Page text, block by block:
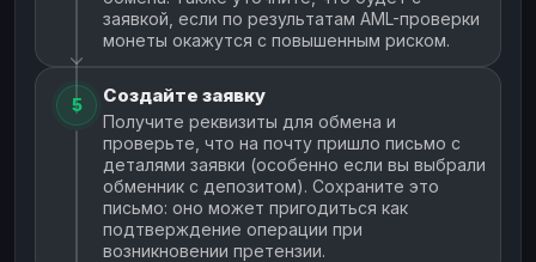
заявкой, если по результатам AML-проверки
монеты окажутся с повышенным риском.
5 Создайте заявку
Получите реквизиты для обмена и
проверьте, что на почту пришло письмо с
деталями заявки (особенно если вы выбрали
обменник с депозитом). Сохраните это
письмо: оно может пригодиться как
подтверждение операции при
возникновении претензии.